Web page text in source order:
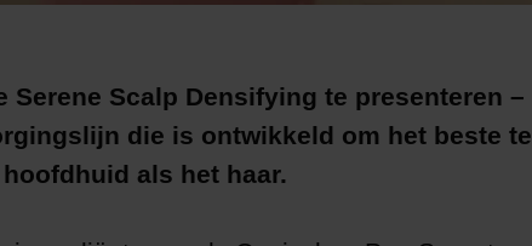
Serene Scalp Densifying te presenteren –
die is ontwikkeld om het beste te
als het haar.